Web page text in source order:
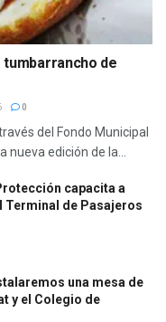
tumbarrancho de
0
del Fondo Municipal
nueva edición de la...
capacita a
de Pasajeros
una mesa de
y el Colegio de